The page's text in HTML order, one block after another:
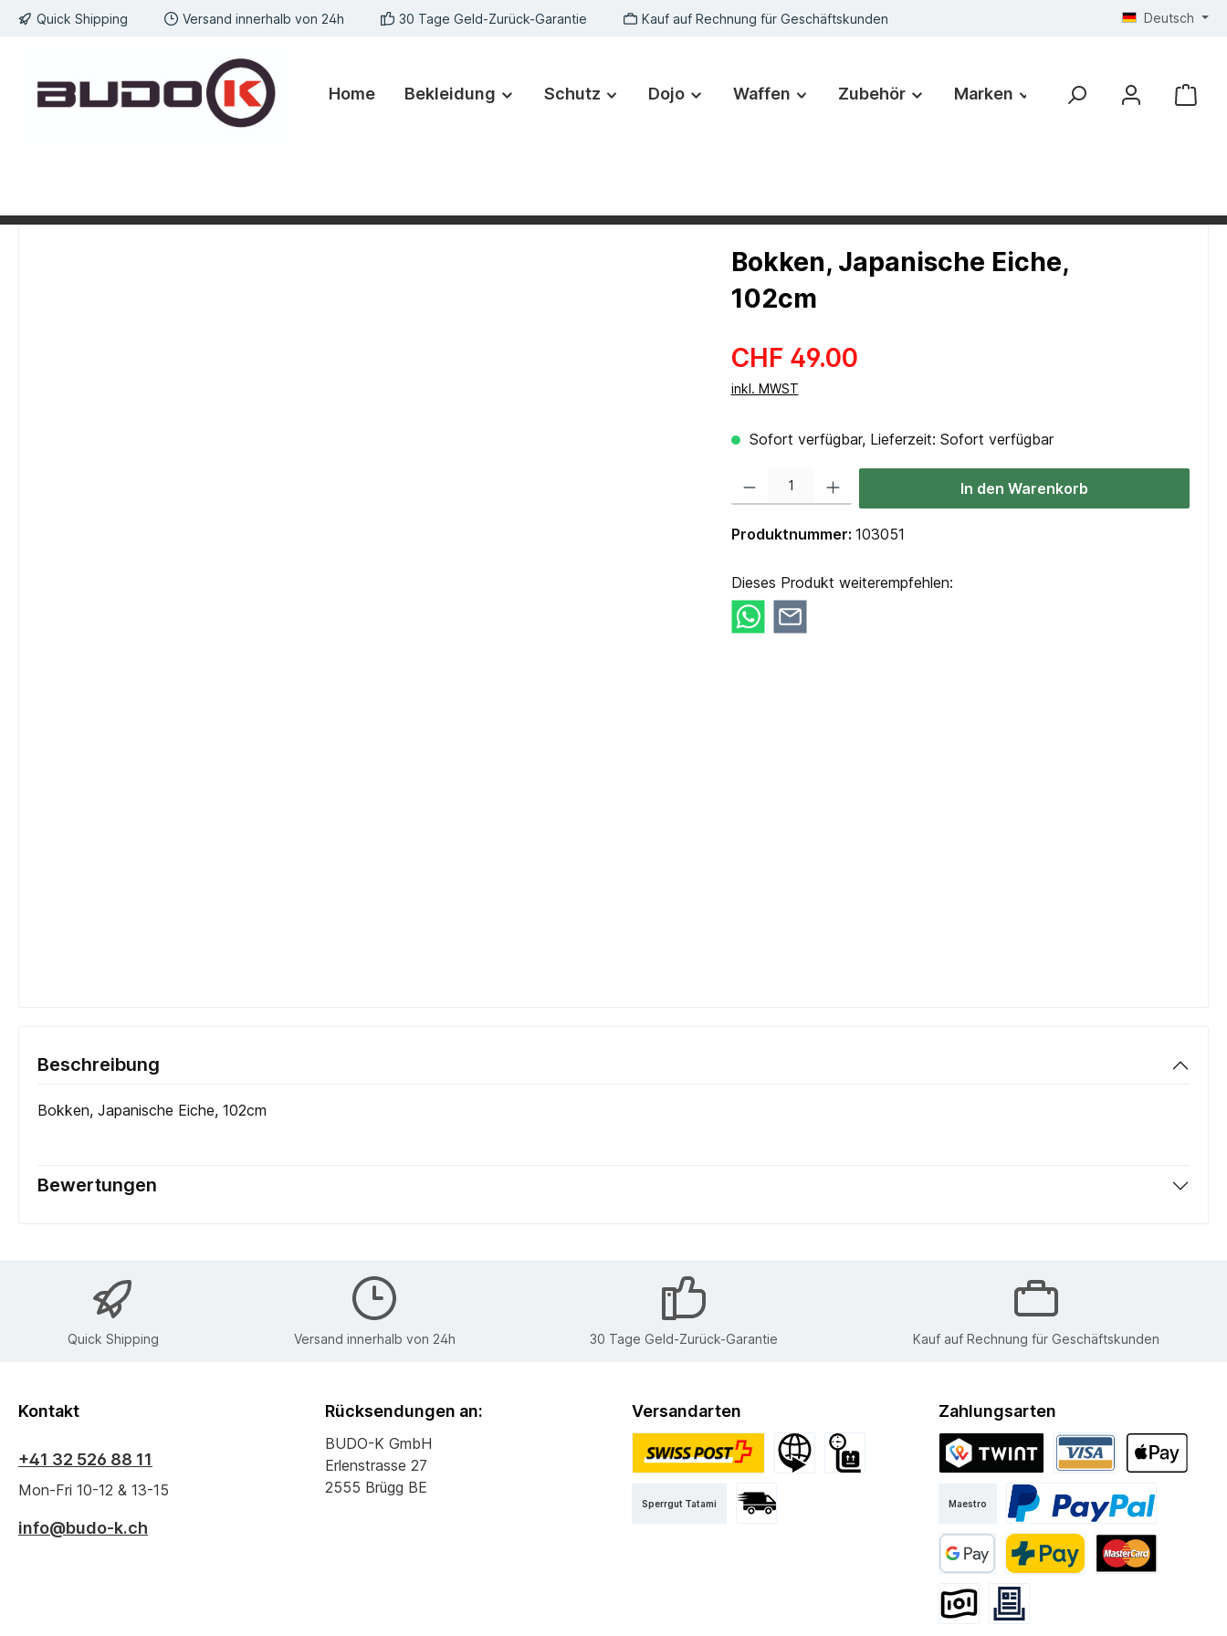
Zur Hauptnavigation springen
Quick Shipping Versand innerhalb von 24h 30 Tage Geld-Zurück-Garantie Kauf auf Rechnung für Geschäftskunden Deutsch
Home Bekleidung Schutz Dojo Waffen Zubehör Marken
Bokken, Japanische Eiche,
102cm
CHF 49.00
inkl. MWST
Sofort verfügbar, Lieferzeit: Sofort verfügbar
In den Warenkorb
Produktnummer: 103051
Dieses Produkt weiterempfehlen:
Beschreibung
Bokken, Japanische Eiche, 102cm
Bewertungen
Quick Shipping Versand innerhalb von 24h 30 Tage Geld-Zurück-Garantie Kauf auf Rechnung für Geschäftskunden
Kontakt
+41 32 526 88 11
Mon-Fri 10-12 & 13-15
info@budo-k.ch
Rücksendungen an:
BUDO-K GmbH
Erlenstrasse 27
2555 Brügg BE
Versandarten
Sperrgut Tatami
Zahlungsarten
Maestro
PayPal
Google PayPostFinance Pay